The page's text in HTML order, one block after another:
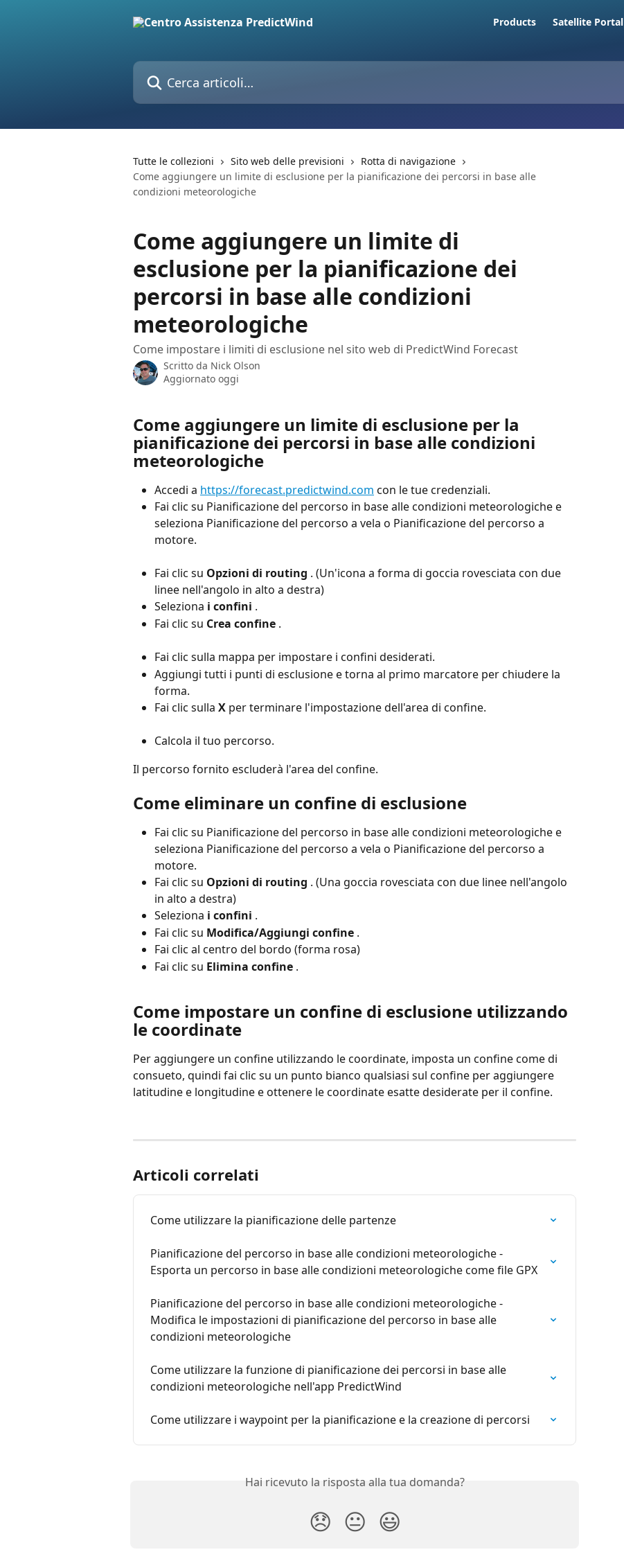
Products Satellite Portal
Cerca articoli…
Tutte le collezioni Sito web delle previsioni
Rotta di navigazione
Come aggiungere un limite di esclusione per la pianificazione dei percorsi in base alle
condizioni meteorologiche
Come aggiungere un limite di
esclusione per la pianificazione dei
percorsi in base alle condizioni
meteorologiche
Come impostare i limiti di esclusione nel sito web di PredictWind Forecast
Scritto da Nick Olson
Aggiornato oggi
Come aggiungere un limite di esclusione per la
pianificazione dei percorsi in base alle condizioni
meteorologiche
Accedi a https://forecast.predictwind.com con le tue credenziali.
Fai clic su Pianificazione del percorso in base alle condizioni meteorologiche e
seleziona Pianificazione del percorso a vela o Pianificazione del percorso a
motore.
Fai clic su Opzioni di routing . (Un'icona a forma di goccia rovesciata con due
linee nell'angolo in alto a destra)
Seleziona i confini .
Fai clic su Crea confine .
Fai clic sulla mappa per impostare i confini desiderati.
Aggiungi tutti i punti di esclusione e torna al primo marcatore per chiudere la
forma.
Fai clic sulla X per terminare l'impostazione dell'area di confine.
Calcola il tuo percorso.
Il percorso fornito escluderà l'area del confine.
Come eliminare un confine di esclusione
Fai clic su Pianificazione del percorso in base alle condizioni meteorologiche e
seleziona Pianificazione del percorso a vela o Pianificazione del percorso a
motore.
Fai clic su Opzioni di routing . (Una goccia rovesciata con due linee nell'angolo
in alto a destra)
Seleziona i confini .
Fai clic su Modifica/Aggiungi confine .
Fai clic al centro del bordo (forma rosa)
Fai clic su Elimina confine .
Come impostare un confine di esclusione utilizzando
le coordinate
Per aggiungere un confine utilizzando le coordinate, imposta un confine come di
consueto, quindi fai clic su un punto bianco qualsiasi sul confine per aggiungere
latitudine e longitudine e ottenere le coordinate esatte desiderate per il confine.
Articoli correlati
Come utilizzare la pianificazione delle partenze
Pianificazione del percorso in base alle condizioni meteorologiche -
Esporta un percorso in base alle condizioni meteorologiche come file GPX
Pianificazione del percorso in base alle condizioni meteorologiche -
Modifica le impostazioni di pianificazione del percorso in base alle
condizioni meteorologiche
Come utilizzare la funzione di pianificazione dei percorsi in base alle
condizioni meteorologiche nell'app PredictWind
Come utilizzare i waypoint per la pianificazione e la creazione di percorsi
Hai ricevuto la risposta alla tua domanda?
😞 😐 😃